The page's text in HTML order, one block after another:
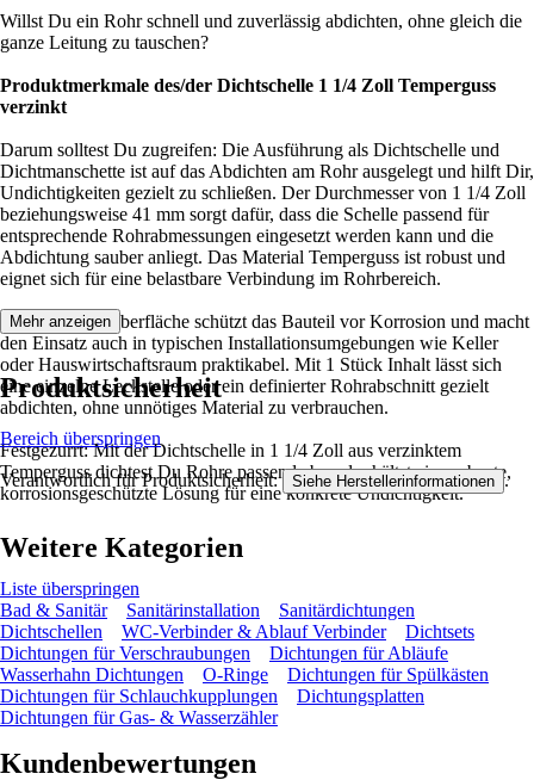
Willst Du ein Rohr schnell und zuverlässig abdichten, ohne gleich die
ganze Leitung zu tauschen?
Produktmerkmale des/der Dichtschelle 1 1/4 Zoll Temperguss
verzinkt
Darum solltest Du zugreifen: Die Ausführung als Dichtschelle und
Dichtmanschette ist auf das Abdichten am Rohr ausgelegt und hilft Dir,
Undichtigkeiten gezielt zu schließen. Der Durchmesser von 1 1/4 Zoll
beziehungsweise 41 mm sorgt dafür, dass die Schelle passend für
entsprechende Rohrabmessungen eingesetzt werden kann und die
Abdichtung sauber anliegt. Das Material Temperguss ist robust und
eignet sich für eine belastbare Verbindung im Rohrbereich.
Die verzinkte Oberfläche schützt das Bauteil vor Korrosion und macht
den Einsatz auch in typischen Installationsumgebungen wie Keller
oder Hauswirtschaftsraum praktikabel. Mit 1 Stück Inhalt lässt sich
eine einzelne Leckstelle oder ein definierter Rohrabschnitt gezielt
abdichten, ohne unnötiges Material zu verbrauchen.
Festgezurrt: Mit der Dichtschelle in 1 1/4 Zoll aus verzinktem
Temperguss dichtest Du Rohre passend ab und erhältst eine robuste,
korrosionsgeschützte Lösung für eine konkrete Undichtigkeit.
Mehr anzeigen
Produktsicherheit
Bereich überspringen
Verantwortlich für Produktsicherheit: Siehe Herstellerinformationen .
Weitere Kategorien
Liste überspringen
Bad & Sanitär
Sanitärinstallation
Sanitärdichtungen
Dichtschellen
WC-Verbinder & Ablauf Verbinder
Dichtsets
Dichtungen für Verschraubungen
Dichtungen für Abläufe
Wasserhahn Dichtungen
O-Ringe
Dichtungen für Spülkästen
Dichtungen für Schlauchkupplungen
Dichtungsplatten
Dichtungen für Gas- & Wasserzähler
Kundenbewertungen